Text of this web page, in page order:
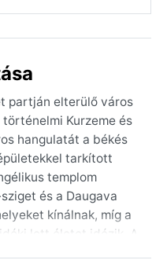
partján elterülő város
Kurzeme és
hangulatát a békés
tarkított
templom
és a Daugava
kínálnak, míg a
lett életet idézik. A